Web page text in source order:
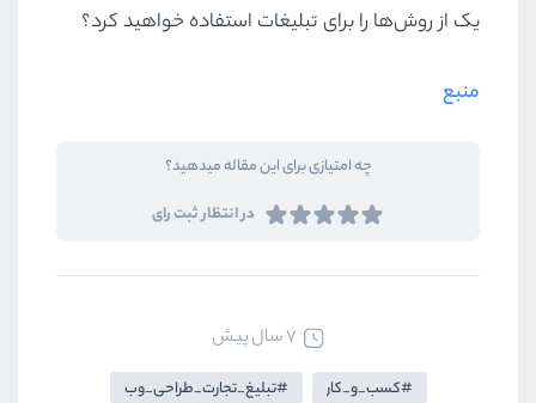
یک از روش‌ها را برای تبلیغات استفاده خواهید کرد؟
منبع
چه امتیازی برای این مقاله میدهید؟
در انتظار ثبت رای
7 سال پیش
کسب_و_کار تبلیغ_تجارت_طراحی_وب